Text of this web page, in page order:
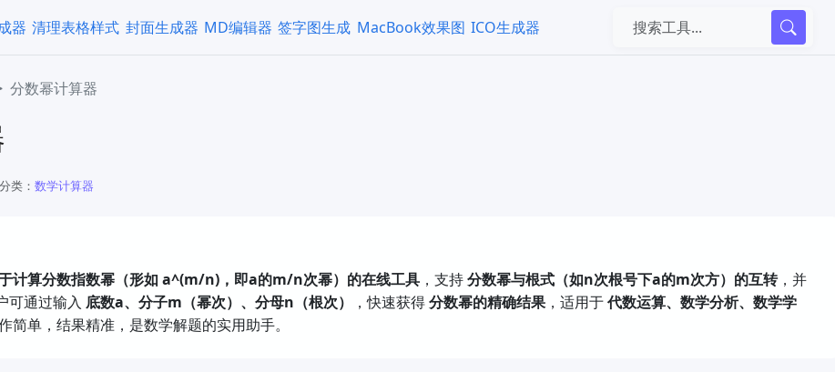
器 清理表格样式 封面生成器 MD编辑器 签字图生成 MacBook效果图 ICO生成器
分数幂计算器
分类： ​数学计算器
计算分数指数幂（形如 a^(m/n)，即a的m/n次幂）的在线工具 ，支持 ​分数幂与根式（如n次根号下a的m次方）的互转，并 ​
可通过输入 底数a、分子m（幂次）、分母n（根次）​ ，快速获得 ​分数幂的精确结果 ，适用于 ​代数运算、数学分析、数学学
简单，结果精准，是数学解题的实用助手。